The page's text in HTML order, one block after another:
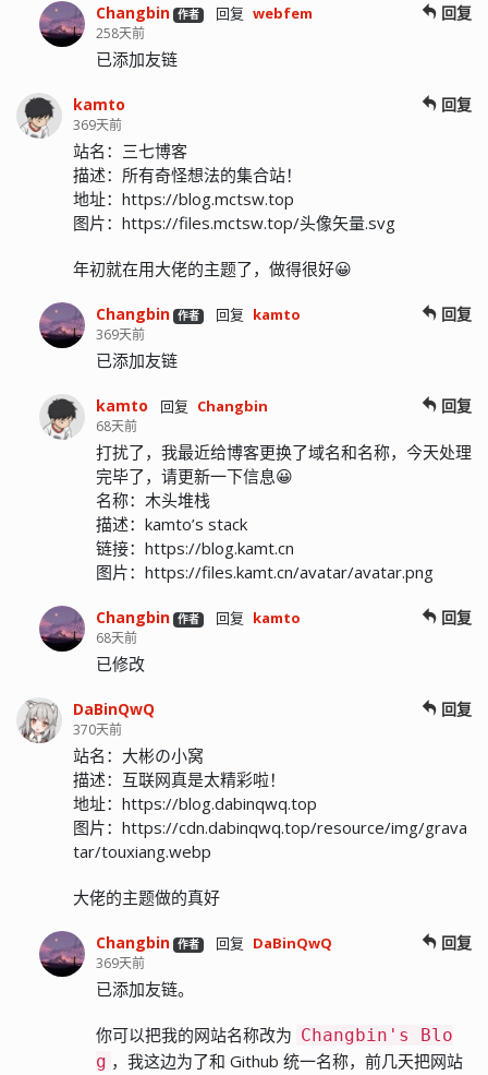
Changbin 作者 回复 webfem
258天前
回复
已添加友链
kamto
369天前
回复
站名：三七博客
描述：所有奇怪想法的集合站！
地址：https://blog.mctsw.top
图片：https://files.mctsw.top/头像矢量.svg
年初就在用大佬的主题了，做得很好😀
Changbin 作者 回复 kamto
369天前
回复
已添加友链
kamto 回复 Changbin
68天前
回复
打扰了，我最近给博客更换了域名和名称，今天处理
完毕了，请更新一下信息😀
名称：木头堆栈
描述：kamto’s stack
链接：https://blog.kamt.cn
图片：https://files.kamt.cn/avatar/avatar.png
Changbin 作者 回复 kamto
68天前
回复
已修改
DaBinQwQ
370天前
回复
站名：大彬の小窝
描述：互联网真是太精彩啦！
地址：https://blog.dabinqwq.top
图片：https://cdn.dabinqwq.top/resource/img/grava
tar/touxiang.webp
大佬的主题做的真好
Changbin 作者 回复 DaBinQwQ
369天前
回复
已添加友链。
你可以把我的网站名称改为 Changbin's Blo
g ，我这边为了和 Github 统一名称，前几天把网站